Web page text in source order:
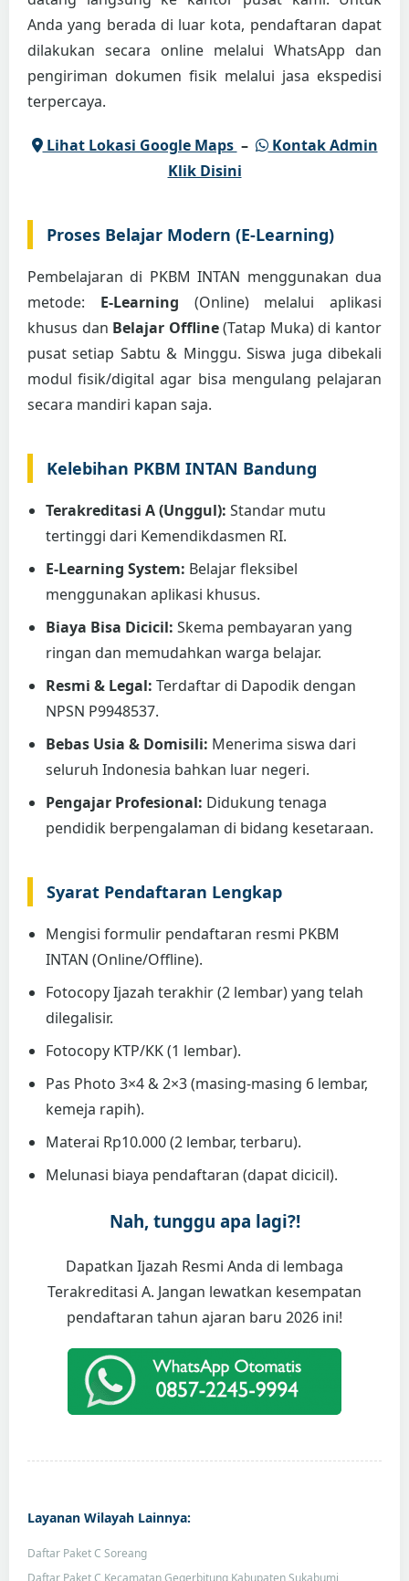
Anda yang berada di luar kota, pendaftaran dapat
dilakukan secara online melalui WhatsApp dan
pengiriman dokumen fisik melalui jasa ekspedisi
terpercaya.
Lihat Lokasi Google Maps –
Kontak Admin
Klik Disini
Proses Belajar Modern (E-Learning)
Pembelajaran di PKBM INTAN menggunakan dua
metode: E-Learning (Online) melalui aplikasi
khusus dan Belajar Offline(Tatap Muka) di kantor
pusat setiap Sabtu & Minggu. Siswa juga dibekali
modul fisik/digital agar bisa mengulang pelajaran
secara mandiri kapan saja.
Kelebihan PKBM INTAN Bandung
Terakreditasi A (Unggul): Standar mutu
tertinggi dari Kemendikdasmen RI.
E-Learning System: Belajar fleksibel
menggunakan aplikasi khusus.
Biaya Bisa Dicicil: Skema pembayaran yang
ringan dan memudahkan warga belajar.
Resmi & Legal: Terdaftar di Dapodik dengan
NPSN P9948537.
Bebas Usia & Domisili: Menerima siswa dari
seluruh Indonesia bahkan luar negeri.
Pengajar Profesional: Didukung tenaga
pendidik berpengalaman di bidang kesetaraan.
Syarat Pendaftaran Lengkap
Mengisi formulir pendaftaran resmi PKBM
INTAN (Online/Offline).
Fotocopy Ijazah terakhir (2 lembar) yang telah
dilegalisir.
Fotocopy KTP/KK (1 lembar).
Pas Photo 3×4 & 2×3 (masing-masing 6 lembar,
kemeja rapih).
Materai Rp10.000 (2 lembar, terbaru).
Melunasi biaya pendaftaran (dapat dicicil).
Nah, tunggu apa lagi?!
Dapatkan Ijazah Resmi Anda di lembaga
Terakreditasi A. Jangan lewatkan kesempatan
pendaftaran tahun ajaran baru 2026 ini!
Layanan Wilayah Lainnya:
Daftar Paket C Soreang
Daftar Paket C Kecamatan Gegerbitung Kabupaten Sukabumi